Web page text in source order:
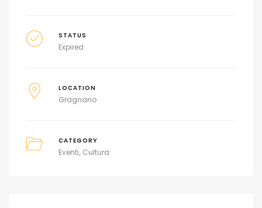
STATUS
Expired
LOCATION
Gragnano
CATEGORY
Eventi Cultura